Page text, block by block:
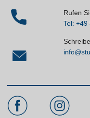
Rufen
Tel: +49